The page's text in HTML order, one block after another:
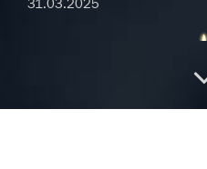
31.03.2025
Das große
plötzlich aufgehört zu